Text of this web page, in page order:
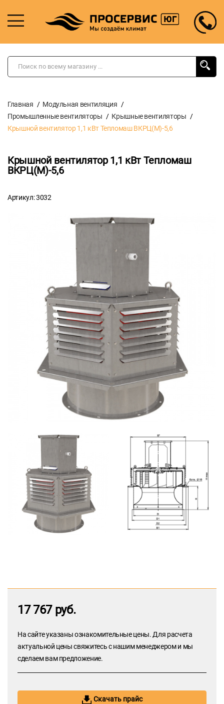
Главная
Модульная вентиляция
Промышленные вентиляторы
Крышные вентиляторы
Крышной вентилятор 1,1 кВт Тепломаш ВКРЦ(М)-5,6
Крышной вентилятор 1,1 кВт Тепломаш
ВКРЦ(М)-5,6
Артикул: 3032
17 767 руб.
На сайте указаны ознакомительные цены. Для расчета
актуальной цены свяжитесь с нашим менеджером и мы
сделаем вам предложение.
Скачать прайс